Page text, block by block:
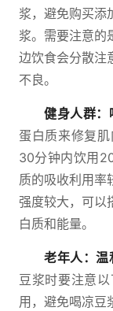
浆，避免购买添
浆。需要注意的
边饮食会分散注
不良。
健身人群：
蛋白质来修复
30分钟内饮用
质的吸收利用率
强度较大，可以
白质和能量。
老年人：温
豆浆时要注意
用，避免喝凉豆